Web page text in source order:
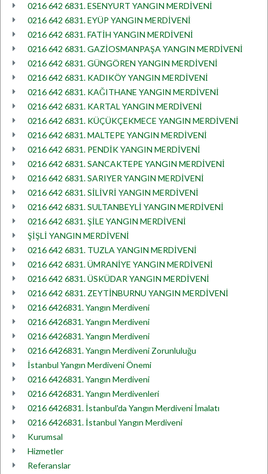
0216 642 6831. ESENYURT YANGIN MERDİVENİ
0216 642 6831. EYÜP YANGIN MERDİVENİ
0216 642 6831. FATİH YANGIN MERDİVENİ
0216 642 6831. GAZİOSMANPAŞA YANGIN MERDİVENİ
0216 642 6831. GÜNGÖREN YANGIN MERDİVENİ
0216 642 6831. KADIKÖY YANGIN MERDİVENİ
0216 642 6831. KAĞITHANE YANGIN MERDİVENİ
0216 642 6831. KARTAL YANGIN MERDİVENİ
0216 642 6831. KÜÇÜKÇEKMECE YANGIN MERDİVENİ
0216 642 6831. MALTEPE YANGIN MERDİVENİ
0216 642 6831. PENDİK YANGIN MERDİVENİ
0216 642 6831. SANCAKTEPE YANGIN MERDİVENİ
0216 642 6831. SARIYER YANGIN MERDİVENİ
0216 642 6831. SİLİVRİ YANGIN MERDİVENİ
0216 642 6831. SULTANBEYLİ YANGIN MERDİVENİ
0216 642 6831. ŞİLE YANGIN MERDİVENİ
ŞİŞLİ YANGIN MERDİVENİ
0216 642 6831. TUZLA YANGIN MERDİVENİ
0216 642 6831. ÜMRANİYE YANGIN MERDİVENİ
0216 642 6831. ÜSKÜDAR YANGIN MERDİVENİ
0216 642 6831. ZEYTİNBURNU YANGIN MERDİVENİ
0216 6426831. Yangın Merdiveni
0216 6426831. Yangın Merdiveni
0216 6426831. Yangın Merdiveni
0216 6426831. Yangın Merdiveni Zorunluluğu
İstanbul Yangın Merdiveni Önemi
0216 6426831. Yangın Merdiveni
0216 6426831. Yangın Merdivenleri
0216 6426831. İstanbul'da Yangın Merdiveni İmalatı
0216 6426831. İstanbul Yangın Merdiveni
Kurumsal
Hizmetler
Referanslar